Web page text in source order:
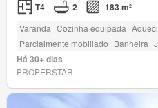
T4 2 183 m²
Varanda Cozinha equipada
Parcialmente mobiliado Banheira
Há 30+ dias
PROPERSTAR